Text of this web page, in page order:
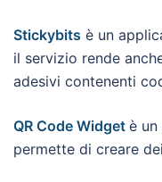
Stickybits è un
il servizio rende
adesivi contenenti
QR Code Widget è un
permette di creare